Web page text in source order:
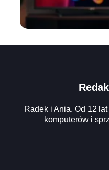
Radek i Ania. Od 12
komputerów i